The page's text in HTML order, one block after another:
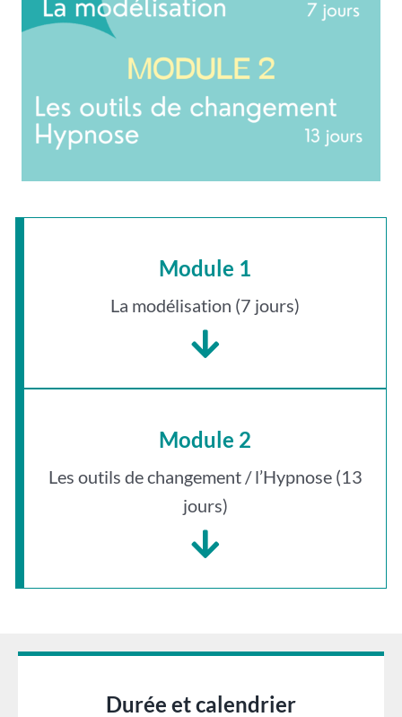
Module 1
La modélisation (7 jours)
Module 2
Les outils de changement / l’Hypnose (13
jours)
Durée et calendrier